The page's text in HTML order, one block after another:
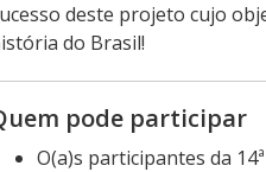
deste projeto cujo
do Brasil!
pode participar
O(a)s participantes da